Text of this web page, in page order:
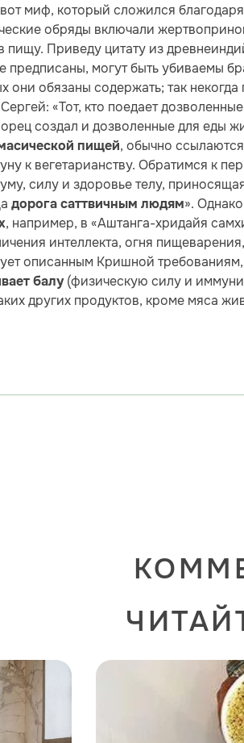
миф, который сложился благодаря
обряды включали
Приведу цитату из
предписаны, могут быть убиваемы
обязаны содержать; так некогда
«Тот, кто поедает
создал и дозволенные для еды
пищей, обычно
к вегетарианству. Обратимся к
силу и здоровье телу,
дорога саттвичным людям».
, например, в «Аштанга-хридайя
интеллекта, огня
описанным Кришной
балу(физическую силу и
других продуктов, кроме мяса